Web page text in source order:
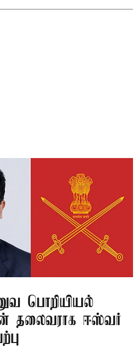
பொறியியல்
தலைவராக ஈஸ்வர்